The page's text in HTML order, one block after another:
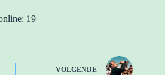
19
VOLGENDE